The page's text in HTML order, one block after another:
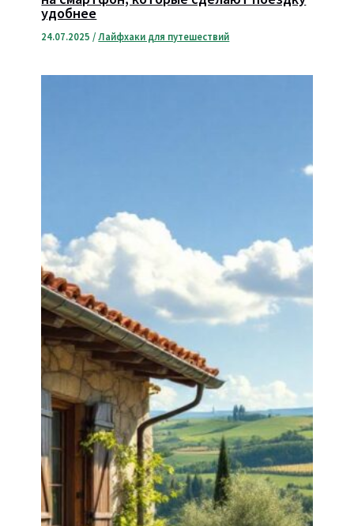
удобнее
24.07.2025 /Лайфхаки для путешествий